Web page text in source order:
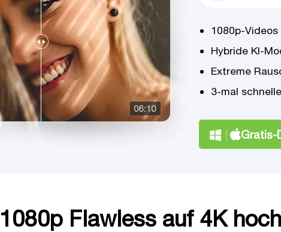
1080p-
Hybride KI-
Extreme
3-mal
Gratis-
1080p Flawless auf 4K